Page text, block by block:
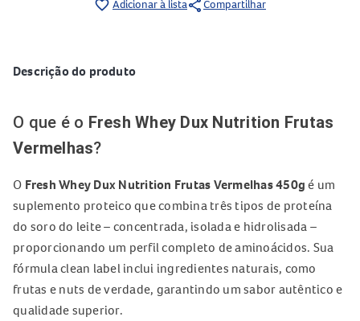
favorite_border Adicionar à listashareCompartilhar
Descrição do produto
O que é o Fresh Whey Dux Nutrition Frutas
Vermelhas?
O Fresh Whey Dux Nutrition Frutas Vermelhas 450g é um
suplemento proteico que combina três tipos de proteína
do soro do leite – concentrada, isolada e hidrolisada –
proporcionando um perfil completo de aminoácidos. Sua
fórmula clean label inclui ingredientes naturais, como
frutas e nuts de verdade, garantindo um sabor autêntico e
qualidade superior.